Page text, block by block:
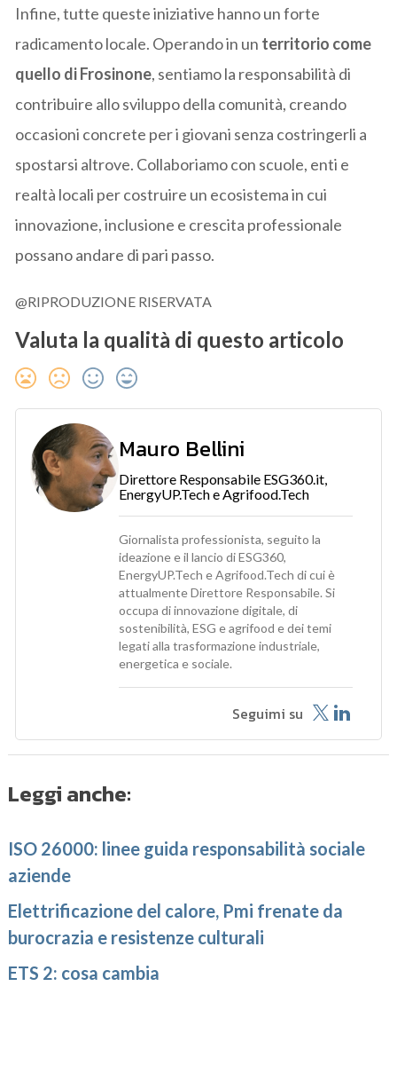
Infine, tutte queste iniziative hanno un forte
radicamento locale. Operando in un territorio come
quello di Frosinone, sentiamo la responsabilità di
contribuire allo sviluppo della comunità, creando
occasioni concrete per i giovani senza costringerli a
spostarsi altrove. Collaboriamo con scuole, enti e
realtà locali per costruire un ecosistema in cui
innovazione, inclusione e crescita professionale
possano andare di pari passo.
@RIPRODUZIONE RISERVATA
Valuta la qualità di questo articolo
Mauro Bellini
Direttore Responsabile ESG360.it,
EnergyUP.Tech e Agrifood.Tech
Giornalista professionista, seguito la
ideazione e il lancio di ESG360,
EnergyUP.Tech e Agrifood.Tech di cui è
attualmente Direttore Responsabile. Si
occupa di innovazione digitale, di
sostenibilità, ESG e agrifood e dei temi
legati alla trasformazione industriale,
energetica e sociale.
Seguimi su
Leggi anche:
ISO 26000: linee guida responsabilità sociale
aziende
Elettrificazione del calore, Pmi frenate da
burocrazia e resistenze culturali
ETS 2: cosa cambia